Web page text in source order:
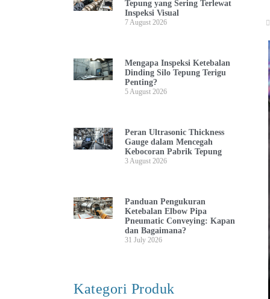
Tepung yang Sering Terlewat
Inspeksi Visual
7 August 2026
Mengapa Inspeksi Ketebalan
Dinding Silo Tepung Terigu
Penting?
5 August 2026
Peran Ultrasonic Thickness
Gauge dalam Mencegah
Kebocoran Pabrik Tepung
3 August 2026
Panduan Pengukuran
Ketebalan Elbow Pipa
Pneumatic Conveying: Kapan
dan Bagaimana?
31 July 2026
Kategori Produk